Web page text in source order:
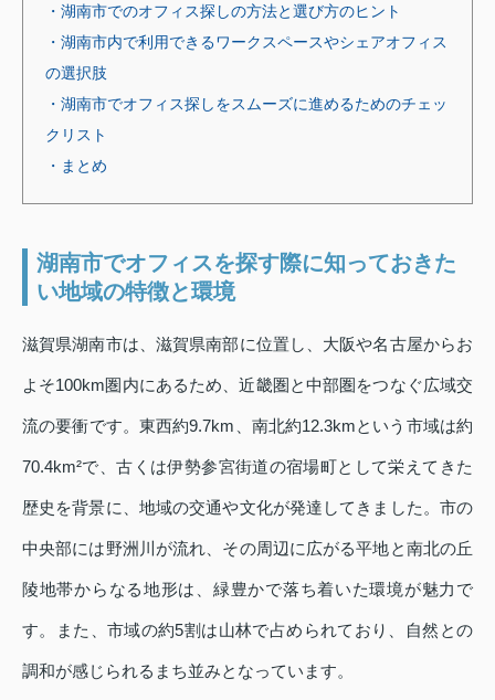
・湖南市でのオフィス探しの方法と選び方のヒント
・湖南市内で利用できるワークスペースやシェアオフィス
の選択肢
・湖南市でオフィス探しをスムーズに進めるためのチェッ
クリスト
・まとめ
湖南市でオフィスを探す際に知っておきた
い地域の特徴と環境
滋賀県湖南市は、滋賀県南部に位置し、大阪や名古屋からお
よそ100km圏内にあるため、近畿圏と中部圏をつなぐ広域交
流の要衝です。東西約9.7km、南北約12.3kmという市域は約
70.4km²で、古くは伊勢参宮街道の宿場町として栄えてきた
歴史を背景に、地域の交通や文化が発達してきました。市の
中央部には野洲川が流れ、その周辺に広がる平地と南北の丘
陵地帯からなる地形は、緑豊かで落ち着いた環境が魅力で
す。また、市域の約5割は山林で占められており、自然との
調和が感じられるまち並みとなっています。